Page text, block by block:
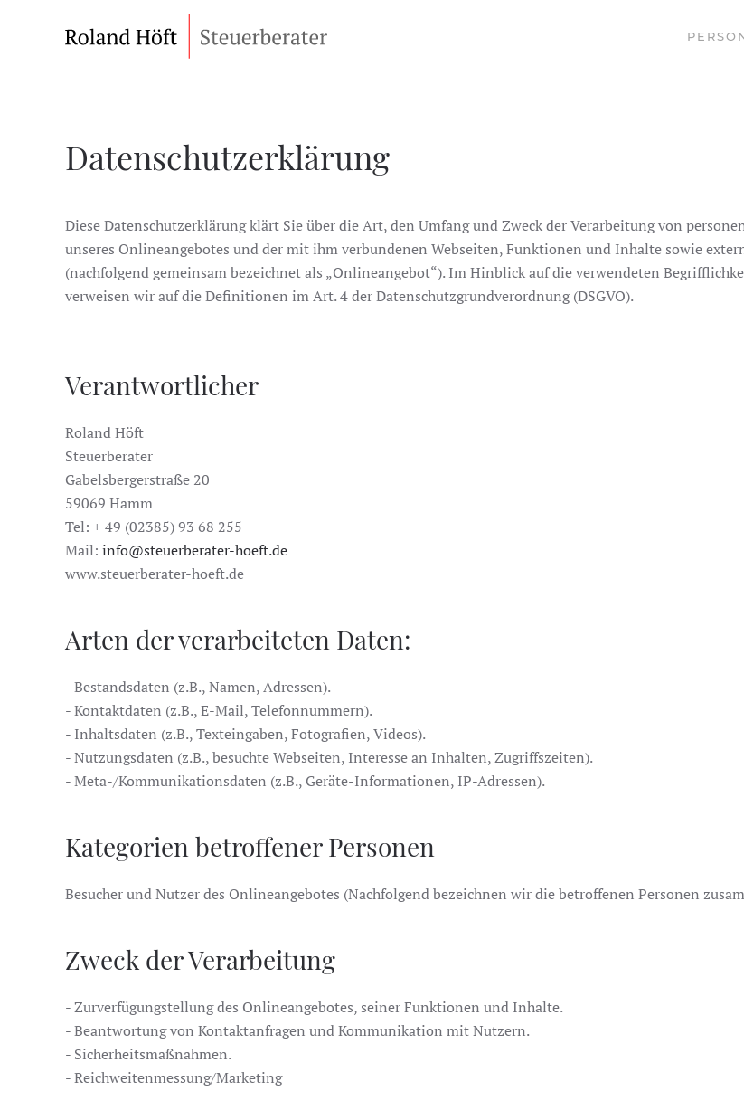
Datenschutzerklärung
Diese Datenschutzerklärung klärt Sie über die Art, den Umfang und Zweck der Verarbeitung von
unseres Onlineangebotes und der mit ihm verbundenen Webseiten, Funktionen und Inhalte sowie
(nachfolgend gemeinsam bezeichnet als „Onlineangebot“). Im Hinblick auf die verwendeten
verweisen wir auf die Definitionen im Art. 4 der Datenschutzgrundverordnung (DSGVO).
Verantwortlicher
Roland Höft
Steuerberater
Gabelsbergerstraße 20
59069 Hamm
Tel: + 49 (02385) 93 68 255
Mail: info@steuerberater-hoeft.de
www.steuerberater-hoeft.de
Arten der verarbeiteten Daten:
- Bestandsdaten (z.B., Namen, Adressen).
- Kontaktdaten (z.B., E-Mail, Telefonnummern).
- Inhaltsdaten (z.B., Texteingaben, Fotografien, Videos).
- Nutzungsdaten (z.B., besuchte Webseiten, Interesse an Inhalten, Zugriffszeiten).
- Meta-/Kommunikationsdaten (z.B., Geräte-Informationen, IP-Adressen).
Kategorien betroffener Personen
Besucher und Nutzer des Onlineangebotes (Nachfolgend bezeichnen wir die betroffenen Personen
Zweck der Verarbeitung
- Zurverfügungstellung des Onlineangebotes, seiner Funktionen und Inhalte.
- Beantwortung von Kontaktanfragen und Kommunikation mit Nutzern.
- Sicherheitsmaßnahmen.
- Reichweitenmessung/Marketing